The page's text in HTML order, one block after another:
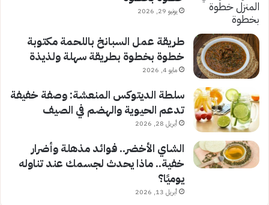
يونيو 29, 2026
طريقة عمل السبانخ باللحمة مكتوبة
خطوة بخطوة بطريقة سهلة ولذيذة
مايو 4, 2026
سلطة الديتوكس المنعشة: وصفة خفيفة
تدعم الحيوية والهضم في الصيف
أبريل 28, 2026
الشاي الأخضر.. فوائد مذهلة وأضرار
خفية.. ماذا يحدث لجسمك عند تناوله
يوميًا؟
أبريل 13, 2026